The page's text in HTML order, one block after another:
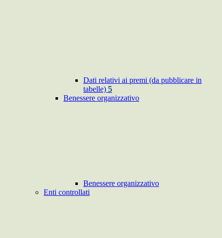
Dati relativi ai premi (da pubblicare in
tabelle) 5
Benessere organizzativo
Benessere organizzativo
Enti controllati